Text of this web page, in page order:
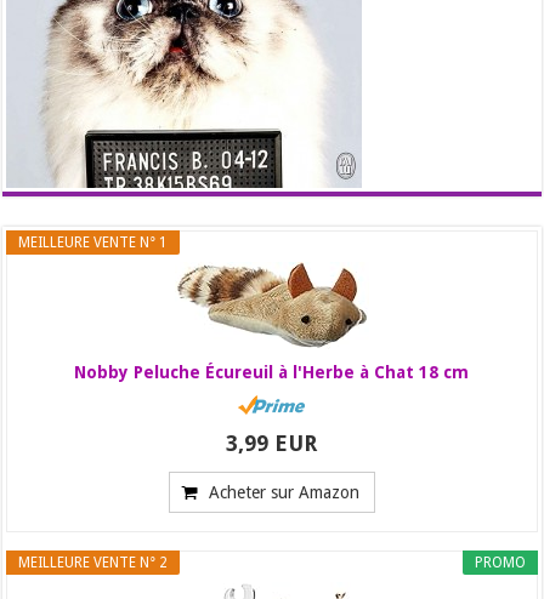
MEILLEURE VENTE N° 1
Nobby Peluche Écureuil à l'Herbe à Chat 18 cm
3,99 EUR
Acheter sur Amazon
PROMO
MEILLEURE VENTE N° 2